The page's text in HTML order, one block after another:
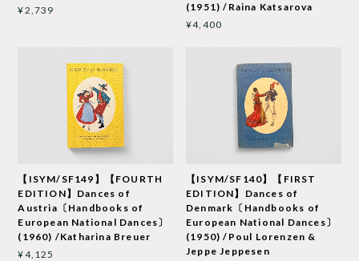
¥2,739
(1951) /Raina Katsarova
¥4,400
【ISYM/SF149】【FOURTH
EDITION】Dances of
Austria〔Handbooks of
European National Dances〕
(1960) /Katharina Breuer
¥4,125
【ISYM/SF140】【FIRST
EDITION】Dances of
Denmark〔Handbooks of
European National Dances〕
(1950) /Poul Lorenzen &
Jeppe Jeppesen